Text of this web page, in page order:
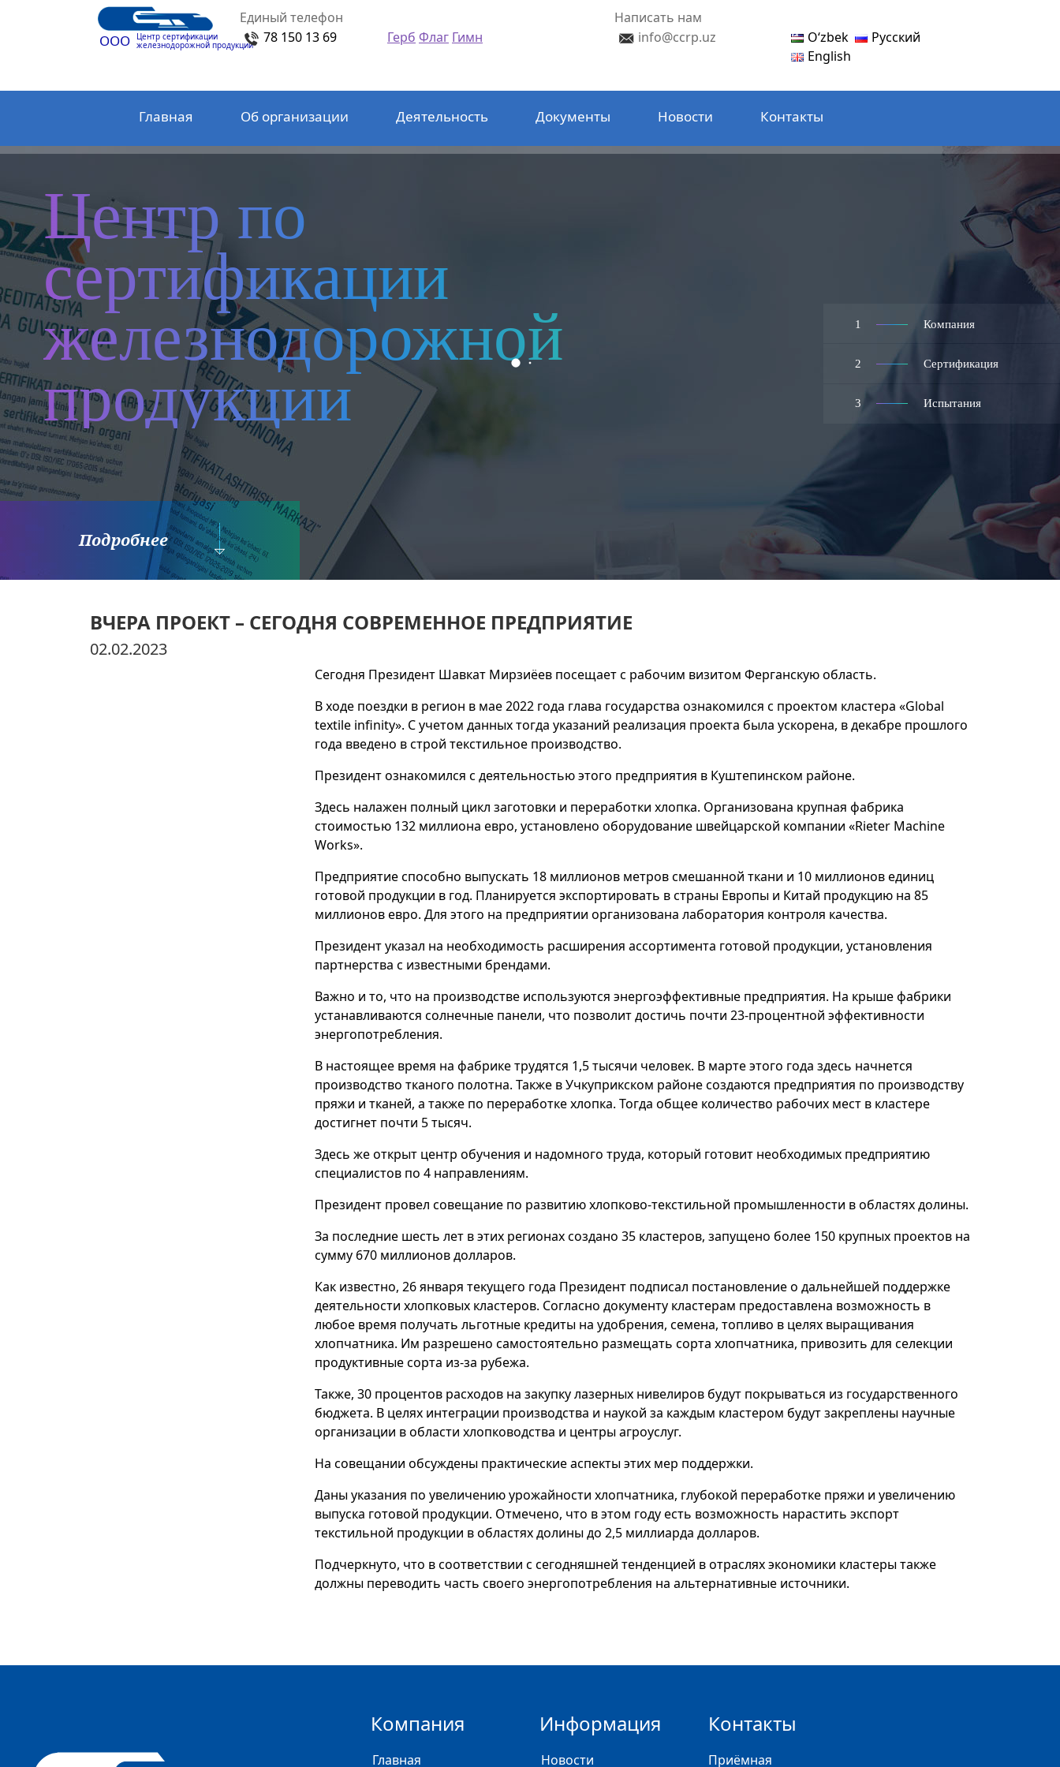
ООО Центр сертификации
железнодорожной продукции
Единый телефон
78 150 13 69
Герб Флаг Гимн
Написать нам
info@ccrp.uz
Oʻzbek
Русский
English
Главная Об организации Деятельность Документы Новости Контакты
1 Компания
2 Сертификация
3 Испытания
Центр по
сертификации
железнодорожной
продукции
Подробнее
ВЧЕРА ПРОЕКТ – СЕГОДНЯ СОВРЕМЕННОЕ ПРЕДПРИЯТИЕ
02.02.2023
Сегодня Президент Шавкат Мирзиёев посещает с рабочим визитом Ферганскую область.
В ходе поездки в регион в мае 2022 года глава государства ознакомился с проектом кластера «Global
textile infinity». С учетом данных тогда указаний реализация проекта была ускорена, в декабре прошлого
года введено в строй текстильное производство.
Президент ознакомился с деятельностью этого предприятия в Куштепинском районе.
Здесь налажен полный цикл заготовки и переработки хлопка. Организована крупная фабрика
стоимостью 132 миллиона евро, установлено оборудование швейцарской компании «Rieter Machine
Works».
Предприятие способно выпускать 18 миллионов метров смешанной ткани и 10 миллионов единиц
готовой продукции в год. Планируется экспортировать в страны Европы и Китай продукцию на 85
миллионов евро. Для этого на предприятии организована лаборатория контроля качества.
Президент указал на необходимость расширения ассортимента готовой продукции, установления
партнерства с известными брендами.
Важно и то, что на производстве используются энергоэффективные предприятия. На крыше фабрики
устанавливаются солнечные панели, что позволит достичь почти 23-процентной эффективности
энергопотребления.
В настоящее время на фабрике трудятся 1,5 тысячи человек. В марте этого года здесь начнется
производство тканого полотна. Также в Учкуприкском районе создаются предприятия по производству
пряжи и тканей, а также по переработке хлопка. Тогда общее количество рабочих мест в кластере
достигнет почти 5 тысяч.
Здесь же открыт центр обучения и надомного труда, который готовит необходимых предприятию
специалистов по 4 направлениям.
Президент провел совещание по развитию хлопково-текстильной промышленности в областях долины.
За последние шесть лет в этих регионах создано 35 кластеров, запущено более 150 крупных проектов на
сумму 670 миллионов долларов.
Как известно, 26 января текущего года Президент подписал постановление о дальнейшей поддержке
деятельности хлопковых кластеров. Согласно документу кластерам предоставлена возможность в
любое время получать льготные кредиты на удобрения, семена, топливо в целях выращивания
хлопчатника. Им разрешено самостоятельно размещать сорта хлопчатника, привозить для селекции
продуктивные сорта из-за рубежа.
Также, 30 процентов расходов на закупку лазерных нивелиров будут покрываться из государственного
бюджета. В целях интеграции производства и наукой за каждым кластером будут закреплены научные
организации в области хлопководства и центры агроуслуг.
На совещании обсуждены практические аспекты этих мер поддержки.
Даны указания по увеличению урожайности хлопчатника, глубокой переработке пряжи и увеличению
выпуска готовой продукции. Отмечено, что в этом году есть возможность нарастить экспорт
текстильной продукции в областях долины до 2,5 миллиарда долларов.
Подчеркнуто, что в соответствии с сегодняшней тенденцией в отраслях экономики кластеры также
должны переводить часть своего энергопотребления на альтернативные источники.
Компания
Главная
Информация
Новости
Контакты
Приёмная